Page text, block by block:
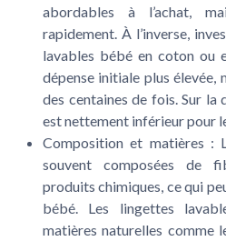
abordables à l’achat,
rapidement. À l’inverse,
lavables bébé en coton ou
dépense initiale plus élevée,
des centaines de fois. Sur
est nettement inférieur pour
Composition et matières :
souvent composées de
produits chimiques, ce qui
bébé. Les lingettes
matières naturelles comme